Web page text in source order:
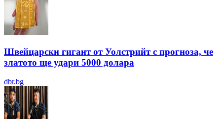
Швейцарски гигант от Уолстрийт с прогноза, че
златото ще удари 5000 долара
dbr.bg